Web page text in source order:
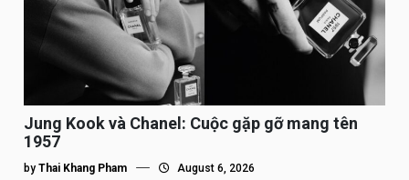
Jung Kook và Chanel: Cuộc gặp gỡ mang tên
1957
by Thai Khang Pham August 6, 2026